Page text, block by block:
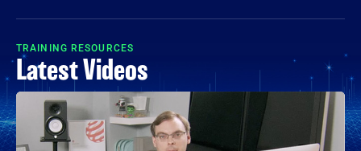
Italia
Japan
Korea
Mexico
TRAINING RESOURCES
Latest Videos